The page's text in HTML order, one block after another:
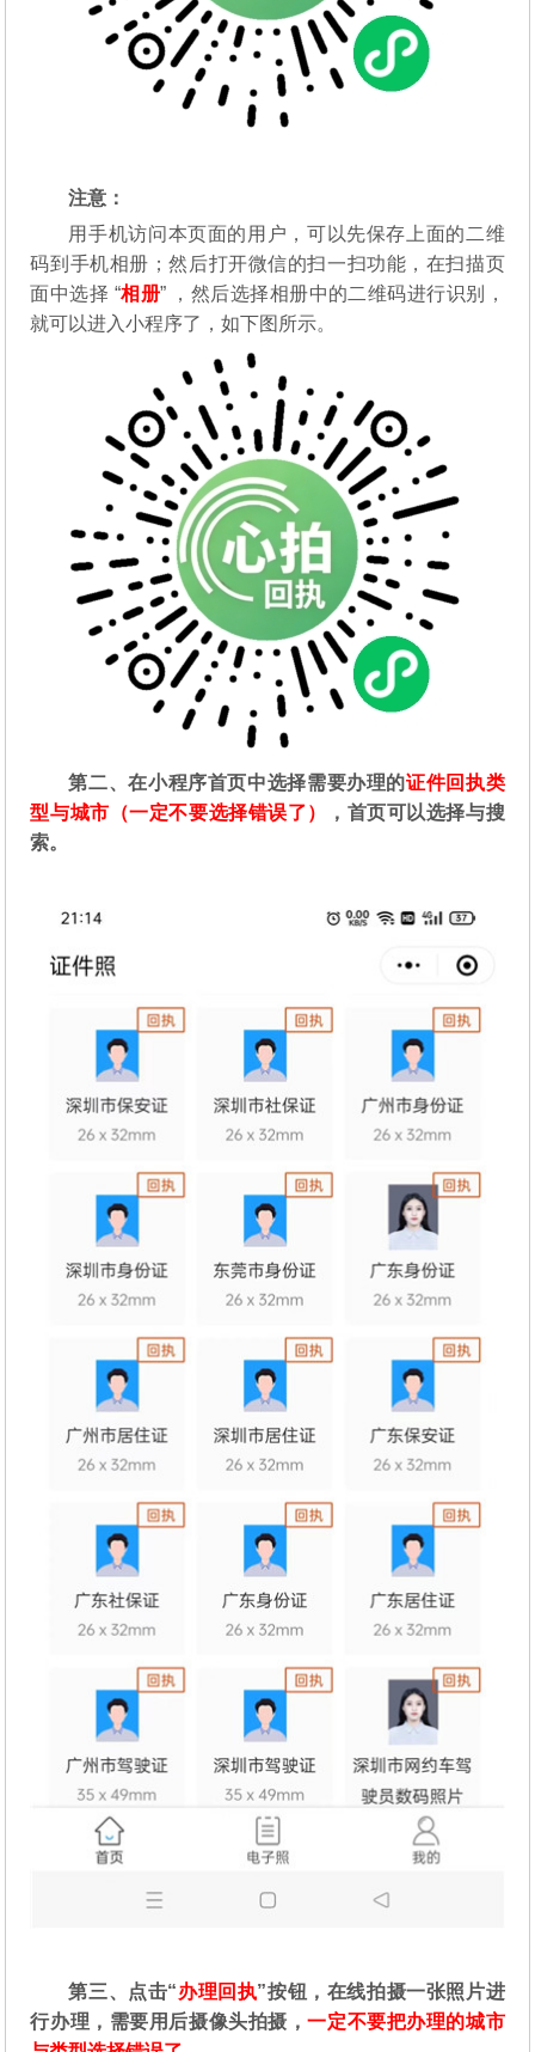
注意：
用手机访问本页面的用户，可以先保存上面的二维
码到手机相册；然后打开微信的扫一扫功能，在扫描页
面中选择 “相册” ，然后选择相册中的二维码进行识别，
就可以进入小程序了，如下图所示。
第二、在小程序首页中选择需要办理的证件回执类
型与城市（一定不要选择错误了）
，首页可以选择与搜
索。
第三、点击“办理回执”按钮，在线拍摄一张照片进
行办理，需要用后摄像头拍摄，一定不要把办理的城市